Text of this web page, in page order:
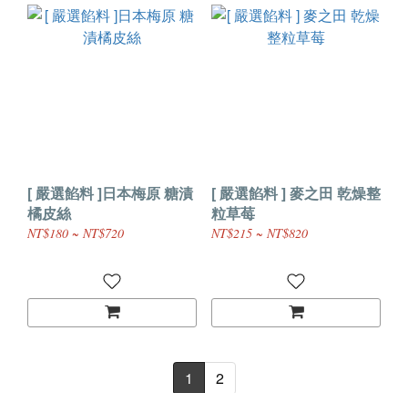
[ 嚴選餡料 ]日本梅原 糖漬
橘皮絲
NT$180 ~ NT$720
[ 嚴選餡料 ] 麥之田 乾燥整
粒草莓
NT$215 ~ NT$820
1 2